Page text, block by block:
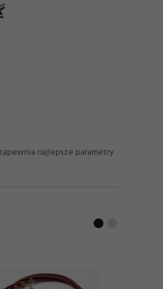
najlepsze parametry